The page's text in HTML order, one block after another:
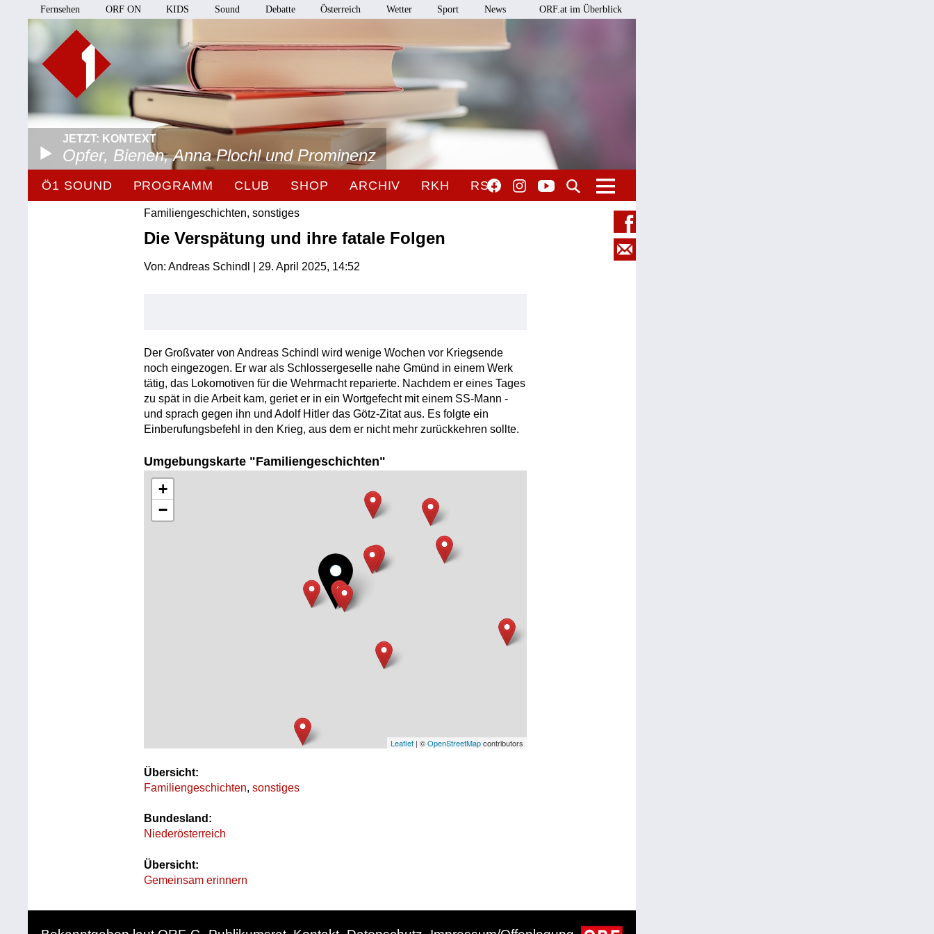
Fernsehen ORF ON KIDS Sound Debatte Österreich Wetter Sport News ORF.at im Überblick
JETZT: KONTEXT
Opfer, Bienen, Anna Plochl und Prominenz
Ö1 SOUND PROGRAMM CLUB SHOP ARCHIV RKH RSO
Familiengeschichten, sonstiges
Die Verspätung und ihre fatale Folgen
Von: Andreas Schindl | 29. April 2025, 14:52
Der Großvater von Andreas Schindl wird wenige Wochen vor Kriegsende
noch eingezogen. Er war als Schlossergeselle nahe Gmünd in einem Werk
tätig, das Lokomotiven für die Wehrmacht reparierte. Nachdem er eines Tages
zu spät in die Arbeit kam, geriet er in ein Wortgefecht mit einem SS-Mann -
und sprach gegen ihn und Adolf Hitler das Götz-Zitat aus. Es folgte ein
Einberufungsbefehl in den Krieg, aus dem er nicht mehr zurückkehren sollte.
Umgebungskarte "Familiengeschichten"
+
−
Leaflet| ©OpenStreetMapcontributors
Übersicht:
Familiengeschichten,sonstiges
Bundesland:
Niederösterreich
Übersicht:
Gemeinsam erinnern